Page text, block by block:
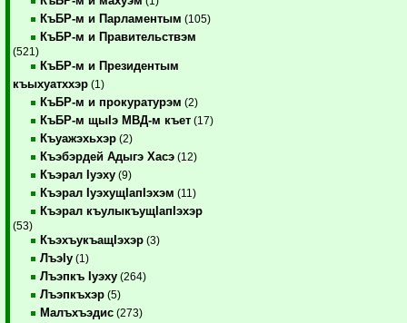
КъБР-м и Парламентым (105)
КъБР-м и Правительствэм
(521)
КъБР-м и Президентым
къыхуатххэр (1)
КъБР-м и прокуратурэм (2)
КъБР-м щыIэ МВД-м къет (17)
Къуажэхьхэр (2)
Къэбэрдей Адыгэ Хасэ (12)
Къэрал Iуэху (9)
Къэрал IуэхущIапIэхэм (11)
Къэрал къулыкъущIапIэхэр
(53)
КъэхъукъащIэхэр (3)
ЛъэIу (1)
Лъэпкъ Iуэху (264)
Лъэпкъхэр (5)
Малъхъэдис (273)